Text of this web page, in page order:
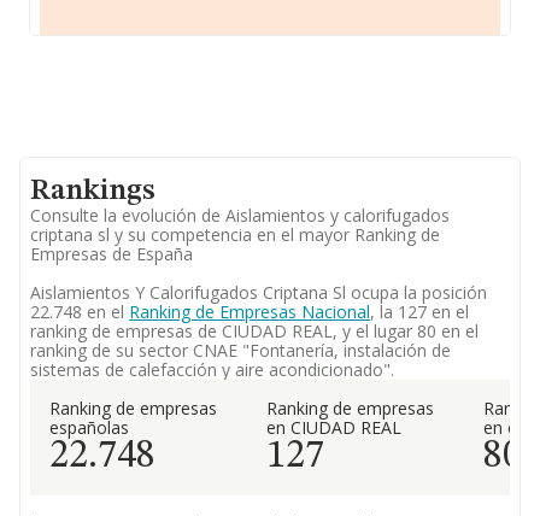
Rankings
Consulte la evolución de Aislamientos y calorifugados
criptana sl y su competencia en el mayor Ranking de
Empresas de España
Aislamientos Y Calorifugados Criptana Sl ocupa la posición
22.748 en el Ranking de Empresas Nacional, la 127 en el
ranking de empresas de CIUDAD REAL, y el lugar 80 en el
ranking de su sector CNAE "Fontanería, instalación de
sistemas de calefacción y aire acondicionado".
Ranking de empresas
españolas
22.748
Ranking de empresas
en CIUDAD REAL
127
en el
80